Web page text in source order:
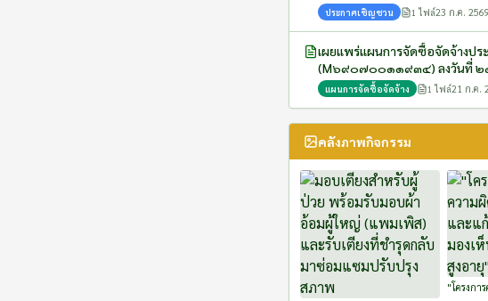
ประกาศเชิญชวน 1 ไฟล์23 ก.ค. 2569
เผยแพร่แผนการจัดซื้อจัดจ้างปร
(M๖๙๐๗๐๐๑๑๙๓๔) ลงวันที่ ๒
แผนการจัดซื้อจัดจ้าง 1 ไฟล์21 ก.ค.
คลังภาพกิจกรรม
"โครงกา